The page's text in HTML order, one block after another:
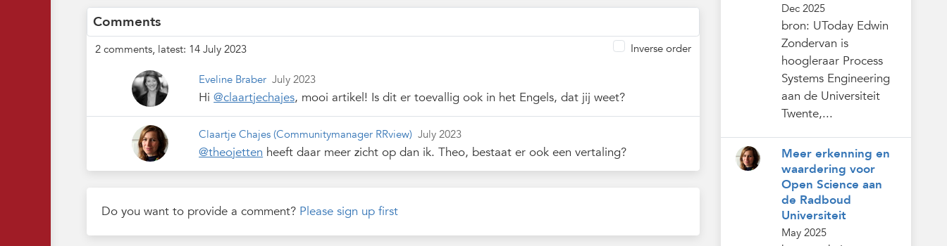
Comments
2 comments, latest: 14 July 2023 Inverse order
Eveline Braber July 2023
Hi@claartjechajes, mooi artikel! Is dit er toevallig ook in het Engels, dat jij weet?
Claartje Chajes(Communitymanager RRview) July 2023
@theojetten heeft daar meer zicht op dan ik. Theo, bestaat er ook een vertaling?
Do you want to provide a comment? Please sign up first
Dec 2025
bron: UToday Edwin
Zondervan is
hoogleraar Process
Systems Engineering
aan de Universiteit
Twente,...
Meer erkenning en
waardering voor
Open Science aan
de Radboud
Universiteit
May 2025